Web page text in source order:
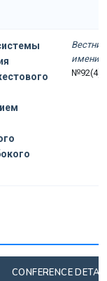
имени
№92(4)
CONFERENCE